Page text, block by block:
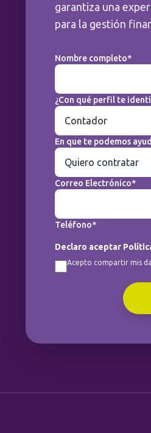
garantiza una
para la gestión
Nombre completo*
¿Con qué perfil te
En que te podemos
Correo Electrónico*
Teléfono*
Declaro aceptar
Acepto compartir mis